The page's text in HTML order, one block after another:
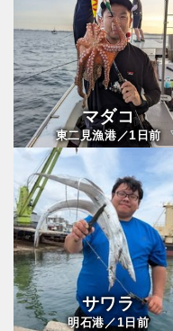
マダコ
東二見漁港／1 日前
サワラ
明石港／1日前